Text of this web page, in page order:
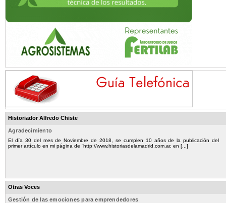
Historiador Alfredo Chiste
Agradecimiento
El día 30 del mes de Noviembre de 2018, se cumplen 10 años de la publicación del
primer artículo en mi página de “http://www.historiasdelamadrid.com.ar, en [...]
Otras Voces
Gestión de las emociones para emprendedores